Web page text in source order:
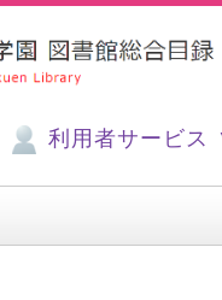
利用者サービス